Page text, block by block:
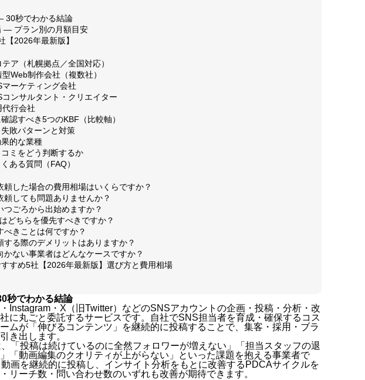
動画制作事例
30秒でわかる結論
— プラン別の月額目安
【2026年最新版】
ア（札幌拠点／全国対応）
Web制作会社（複数社）
ーケティング会社
ンサルタント・クリエイター
行会社
認すべき5つのKBF（比較軸）
敗パターンと対策
的な業種
ミをどう判断するか
ある質問（FAQ）
頼した場合の費用相場はいくらですか？
しても問題ありませんか？
つごろから出始めますか？
どちらを優先すべきですか？
きことは何ですか？
する際のデメリットはありますか？
かない事業者はどんなケースですか？
すめ5社【2026年最新版】選び方と費用相場
秒でわかる結論
Instagram・X（旧Twitter）などのSNSアカウントの企画・投稿・分析・改
に丸ごと委託するサービスです。自社でSNS担当者を育成・確保するコス
ムが「伸びるコンテンツ」を継続的に投稿することで、集客・採用・ブラ
き出します。
「投稿は続けているのに全然フォロワーが増えない」「担当スタッフの退
「動画編集のクオリティが上がらない」といった課題を抱える事業者で
画を継続的に投稿し、インサイト分析をもとに改善するPDCAサイクルを
リーチ数・問い合わせ数のいずれも改善が期待できます。